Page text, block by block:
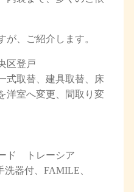
が、ご紹介します。
区登戸
式取替、建具取替、床
洋室へ変更、間取り変
ド トレーシア
洗器付、FAMILE、